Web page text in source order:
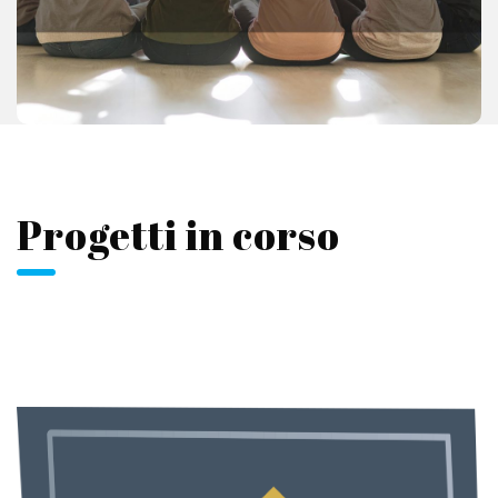
più giusti e sostenibili.
VAI ALLA SEZIONE
Progetti in corso